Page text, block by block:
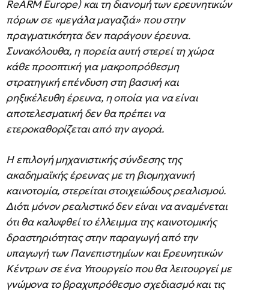
ReARM Europe) και τη διανομή των ερευνητικών
πόρων σε «μεγάλα μαγαζιά» που στην
πραγματικότητα δεν παράγουν έρευνα.
Συνακόλουθα, η πορεία αυτή στερεί τη χώρα
κάθε προοπτική για μακροπρόθεσμη
στρατηγική επένδυση στη βασική και
ρηξικέλευθη έρευνα, η οποία για να είναι
αποτελεσματική δεν θα πρέπει να
ετεροκαθορίζεται από την αγορά.
Η επιλογή μηχανιστικής σύνδεσης της
ακαδημαϊκής έρευνας με τη βιομηχανική
καινοτομία, στερείται στοιχειώδους ρεαλισμού.
Διότι μόνον ρεαλιστικό δεν είναι να αναμένεται
ότι θα καλυφθεί το έλλειμμα της καινοτομικής
δραστηριότητας στην παραγωγή από την
υπαγωγή των Πανεπιστημίων και Ερευνητικών
Κέντρων σε ένα Υπουργείο που θα λειτουργεί με
γνώμονα το βραχυπρόθεσμο σχεδιασμό και τις